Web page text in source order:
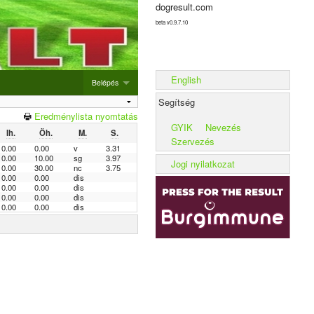
dogresult.com
beta v0.9.7.10
Belépés
Belépés
Új rendezvény hozzáadása
Alom rögzítése
Eredménylista nyomtatás
Ih. Öh. M.
S.
0.00 0.00 v
3.31
0.00 10.00 sg
3.97
0.00 30.00 nc
3.75
0.00 0.00
dis
0.00 0.00
dis
0.00 0.00
dis
0.00 0.00 dis
English
Segítség
GYIK
Nevezés
Szervezés
Jogi nyilatkozat